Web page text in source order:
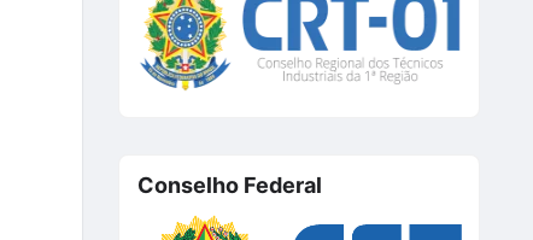
Conselho Federal